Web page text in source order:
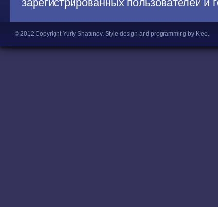
зарегистрированных пользователей и
© 2012 Copyright Yuriy Shatunov. Style design and programming by Kleo.